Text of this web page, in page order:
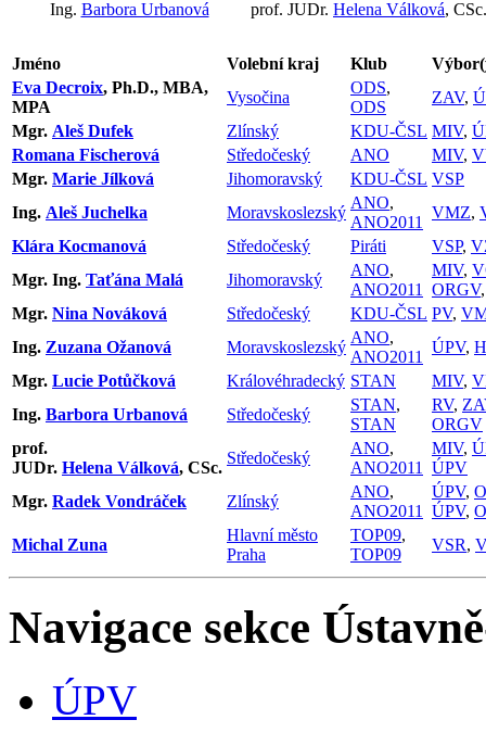
Ing. Barbora Urbanová prof. JUDr. Helena Válková, CSc.
Jméno Volební kraj Klub
Eva Decroix, Ph.D., MBA,
MPA
Vysočina
ODS,
ODS
ZAV,
Mgr. Aleš Dufek Zlínský KDU-ČSL MIV,
Romana Fischerová
Středočeský ANO MIV,
Mgr. Marie Jílková Jihomoravský KDU-ČSL VSP
Ing. Aleš Juchelka Moravskoslezský
ANO,
ANO2011
VMZ,
Klára Kocmanová
Středočeský Piráti VSP,
Mgr. Ing. Taťána Malá Jihomoravský
ANO,
ANO2011
MIV,
ORGV
Mgr. Nina Nováková Středočeský KDU-ČSL PV,
Ing. Zuzana Ožanová Moravskoslezský
ANO,
ANO2011
ÚPV,
Mgr. Lucie Potůčková Královéhradecký STAN MIV,
Ing. Barbora Urbanová Středočeský
STAN,
STAN
RV,
ORGV
prof.
JUDr. Helena Válková, CSc.
Středočeský
ANO,
ANO2011
MIV,
ÚPV
Mgr. Radek Vondráček Zlínský
ANO,
ANO2011
ÚPV,
ÚPV,
Michal Zuna
Hlavní město
Praha
TOP09,
TOP09
VSR,
Navigace sekce
ÚPV